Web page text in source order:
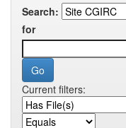
Search:
for
Current filters: